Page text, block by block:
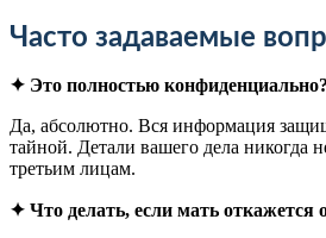
Часто задаваемые
✦ Это полностью конфиденциально?
Да, абсолютно. Вся информация
тайной. Детали вашего дела никогда
третьим лицам.
✦ Что делать, если мать откажется